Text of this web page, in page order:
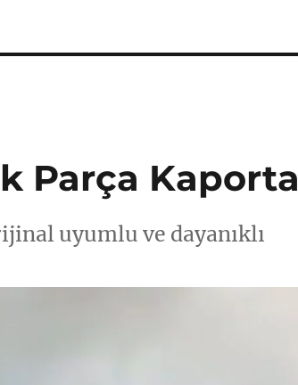
Parça Kaporta
uyumlu ve dayanıklı